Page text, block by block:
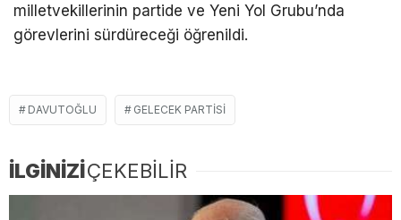
milletvekillerinin partide ve Yeni Yol Grubu’nda
görevlerini sürdüreceği öğrenildi.
DAVUTOĞLU GELECEK PARTISI
İLGİNİZİÇEKEBİLİR